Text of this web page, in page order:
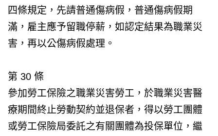
四條規定，先請普通傷病假，普通傷病假期
滿，雇主應予留職停薪，如認定結果為職業災
害，再以公傷病假處理。
第 30 條
參加勞工保險之職業災害勞工，於職業災害醫
療期間終止勞動契約並退保者，得以勞工團體
或勞工保險局委託之有關團體為投保單位，繼